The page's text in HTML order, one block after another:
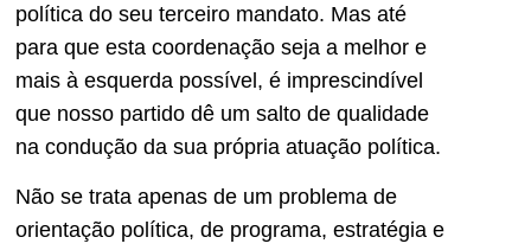
política do seu terceiro mandato. Mas até
para que esta coordenação seja a melhor e
mais à esquerda possível, é imprescindível
que nosso partido dê um salto de qualidade
na condução da sua própria atuação política.
Não se trata apenas de um problema de
orientação política, de programa, estratégia e